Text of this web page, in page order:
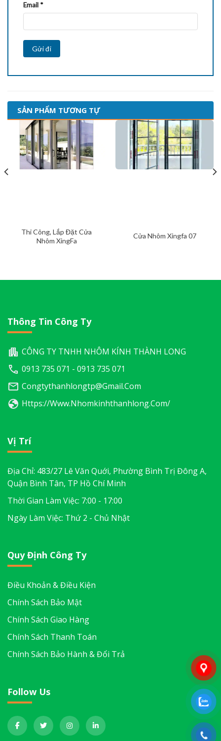
Email *
SẢN PHẨM TƯƠNG TỰ
Thi Công, Lắp Đặt Cửa
Nhôm XingFa
Cửa Nhôm Xingfa 07
Thông Tin Công Ty
CÔNG TY TNHH NHÔM KÍNH THÀNH LONG
0913 735 071 - 0913 735 071
Congtythanhlongtp@gmail.com
Https://www.nhomkinhthanhlong.com/
Vị Trí
Địa Chỉ: 483/27 Lê Văn Quới, Phường Bình Trị Đông A,
Quận Bình Tân, TP Hồ Chí Minh
Thời Gian Làm Việc: 7:00 - 17:00
Ngày Làm Việc: Thứ 2 - Chủ Nhật
Quy Định Công Ty
Điều Khoản & Điều Kiện
Chính Sách Bảo Mật
Chính Sách Giao Hàng
Chính Sách Thanh Toán
Chính Sách Bảo Hành & Đổi Trả
Follow Us